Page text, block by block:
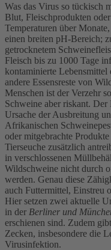
Was das Virus so tückisch
Blut, Fleischprodukten
Temperaturen über
einen breiten pH-Bereich;
getrocknetem
Fleisch bis zu 1000 Tage
kontaminierte
andere Essensreste von
Menschen ist der Verzehr
Schweine aber riskant.
Ursache der Ausbreitung
Afrikanischen
oder mitgebrachte
Tierseuche zusätzlich
in verschlossenen
Wildschweine nicht durch
werden. Genau diese
auch Futtermittel, Einstreu
Hier setzen zwei aktuelle
in der Berliner und
erschienen sind. Zudem
Zecken, insbesondere die
Virusinfektion.